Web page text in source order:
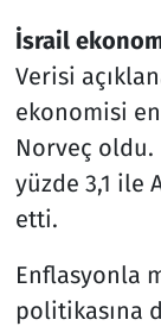
İsrail
Verisi
ekonomisi
Norveç oldu.
yüzde 3,1 ile
etti.
Enflasyonla
politikasına